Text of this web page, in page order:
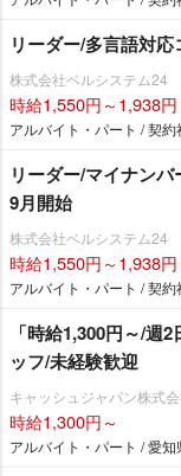
リーダー/多言語対
株式会社ベルシステム24
時給1,550円～1,938円
アルバイト・パート / 契
リーダー/マイナン
9月開始
株式会社ベルシステム24
時給1,550円～1,938円
アルバイト・パート / 契約
「時給1,300円～/週
ッフ/未経験歓迎
キャッシュジャパン株式
時給1,300円～
アルバイト・パート / 愛知